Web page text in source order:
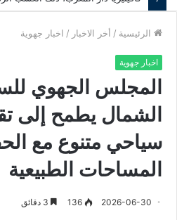
الرئيسية / أخر الاخبار / اخبار جهوية
اخبار جهوية
المجلس الجهوي
الشمال يطمح إلى
سياحي متنوع مع
المساحات الطبيعية
2026-06-30
136